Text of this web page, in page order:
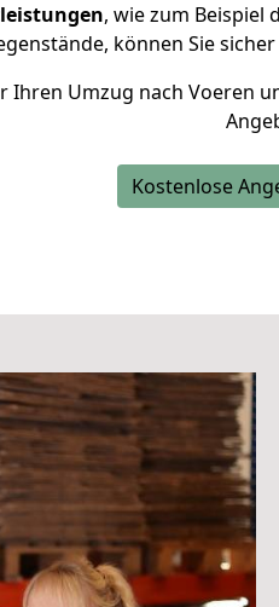
, wie zum Beispiel
können Sie sicher
Ihren Umzug nach Voeren
Kostenlose